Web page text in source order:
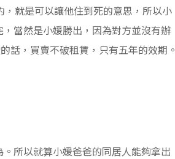
就是可以讓他住到死的意思，所以小
當然是小媛勝出，因為對方並沒有辦
話，買賣不破租賃，只有五年的效期。
所以就算小媛爸爸的同居人能夠拿出